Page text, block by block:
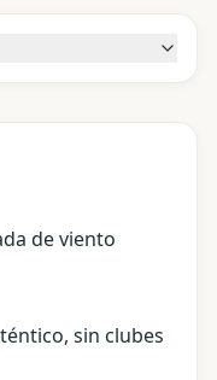
de viento
sin clubes